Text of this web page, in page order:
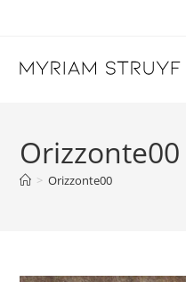
Orizzonte00
> Orizzonte00